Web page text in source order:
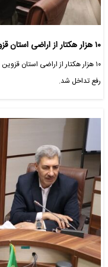
۱۰‌ هزار هکتار از اراضی استان قزوین رفع تداخل شد
رفع تداخل شد.